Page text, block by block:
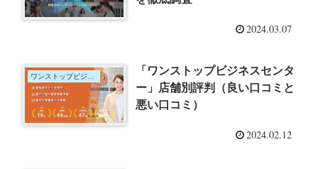
2024.03.07
「ワンストップビジネスセンタ
ー」店舗別評判（良い口コミと
悪い口コミ）
2024.02.12